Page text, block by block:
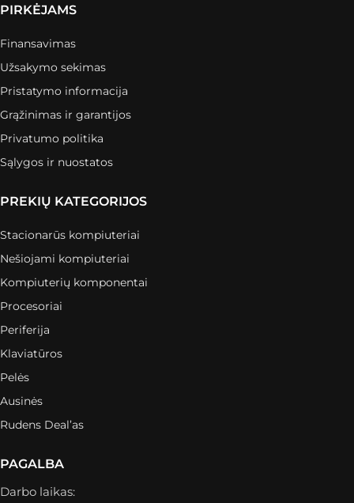
PIRKĖJAMS
Finansavimas
Užsakymo sekimas
Pristatymo informacija
Grąžinimas ir garantijos
Privatumo politika
Sąlygos ir nuostatos
PREKIŲ KATEGORIJOS
Stacionarūs kompiuteriai
Nešiojami kompiuteriai
Kompiuterių komponentai
Procesoriai
Periferija
Klaviatūros
Pelės
Ausinės
Rudens Deal’as
PAGALBA
Darbo laikas: